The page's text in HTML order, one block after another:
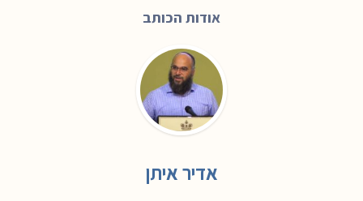
אודות הכותב
אדיר איתן